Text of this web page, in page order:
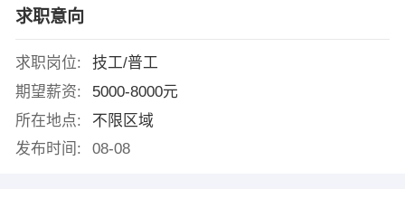
求职意向
求职岗位:
技工/普工
期望薪资:
5000-8000元
所在地点:
不限区域
发布时间:
08-08